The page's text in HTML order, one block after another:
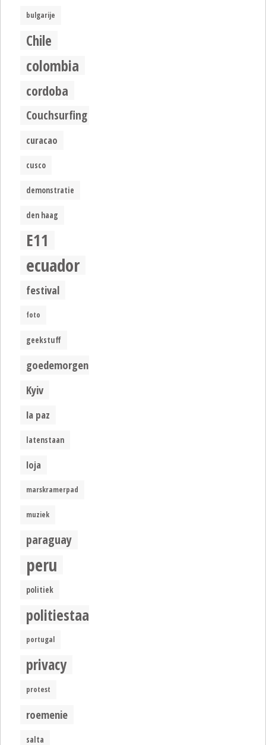
bulgarije
Chile
colombia
cordoba
Couchsurfing
curacao
cusco
demonstratie
den haag
E11
ecuador
festival
foto
geekstuff
goedemorgen
Kyiv
la paz
latenstaan
loja
marskramerpad
muziek
paraguay
peru
politiek
politiestaat
portugal
privacy
protest
roemenie
salta